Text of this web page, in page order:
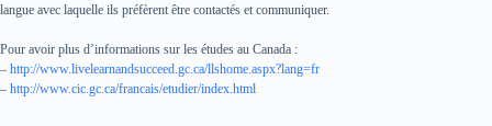
langue avec laquelle ils préfèrent être contactés et communiquer.
Pour avoir plus d’informations sur les études au Canada :
– http://www.livelearnandsucceed.gc.ca/llshome.aspx?lang=fr
– http://www.cic.gc.ca/francais/etudier/index.html